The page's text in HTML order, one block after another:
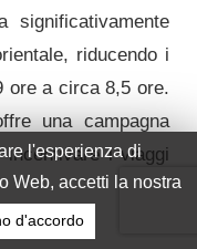
significativamente
riducendo i
ore a circa 8,5 ore.
una campagna
incentivare i viaggi